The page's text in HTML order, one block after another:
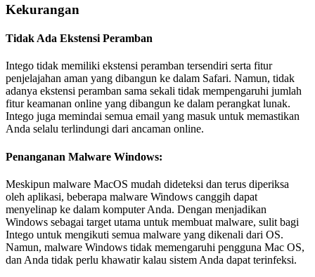
Kekurangan
Tidak Ada Ekstensi Peramban
Intego tidak memiliki ekstensi peramban tersendiri serta fitur
penjelajahan aman yang dibangun ke dalam Safari. Namun, tidak
adanya ekstensi peramban sama sekali tidak mempengaruhi jumlah
fitur keamanan online yang dibangun ke dalam perangkat lunak.
Intego juga memindai semua email yang masuk untuk memastikan
Anda selalu terlindungi dari ancaman online.
Penanganan Malware Windows:
Meskipun malware MacOS mudah dideteksi dan terus diperiksa
oleh aplikasi, beberapa malware Windows canggih dapat
menyelinap ke dalam komputer Anda. Dengan menjadikan
Windows sebagai target utama untuk membuat malware, sulit bagi
Intego untuk mengikuti semua malware yang dikenali dari OS.
Namun, malware Windows tidak memengaruhi pengguna Mac OS,
dan Anda tidak perlu khawatir kalau sistem Anda dapat terinfeksi.